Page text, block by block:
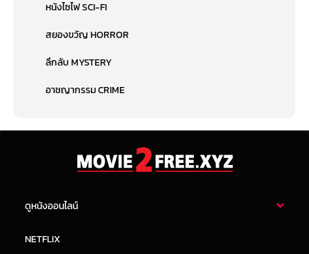
หนังไซไฟ SCI-FI
สยองขวัญ HORROR
ลึกลับ MYSTERY
อาชญากรรม CRIME
ดูหนังออนไลน์
NETFLIX